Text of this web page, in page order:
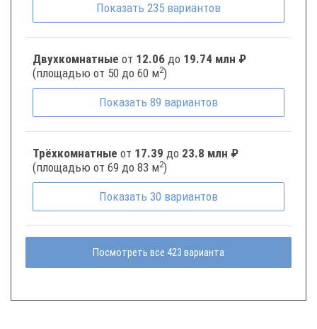
Показать 235 вариантов
Двухкомнатные от 12.06 до 19.74 млн ₽
(площадью от 50 до 60 м2)
Показать 89 вариантов
Трёхкомнатные от 17.39 до 23.8 млн ₽
(площадью от 69 до 83 м2)
Показать 30 вариантов
Посмотреть все 423 варианта